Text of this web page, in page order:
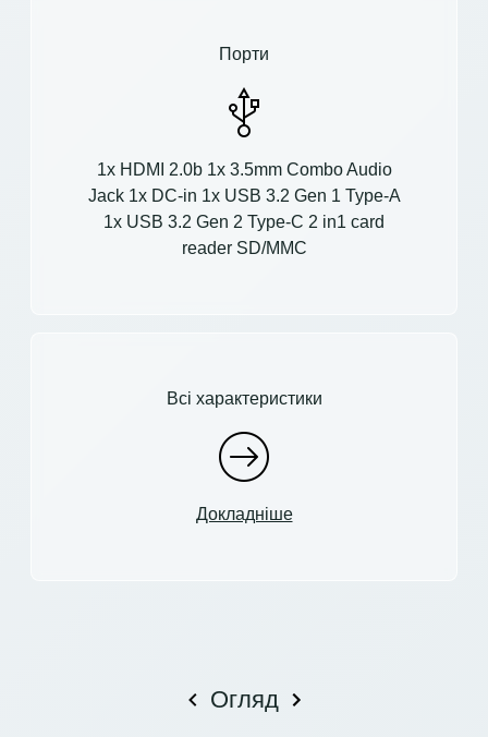
Порти
1x HDMI 2.0b 1x 3.5mm Combo Audio
Jack 1x DC-in 1x USB 3.2 Gen 1 Type-A
1x USB 3.2 Gen 2 Type-C 2 in1 card
reader SD/MMC
Всі характеристики
Докладніше
Огляд